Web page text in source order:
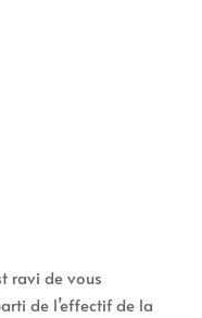
ravi de vous
de l’effectif de la